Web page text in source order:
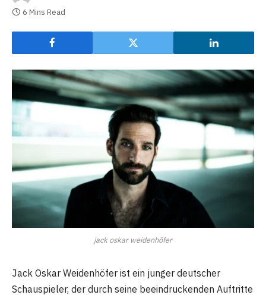
6 Mins Read
jack oskar weidenhöfer
Jack Oskar Weidenhöfer ist ein junger deutscher
Schauspieler, der durch seine beeindruckenden Auftritte